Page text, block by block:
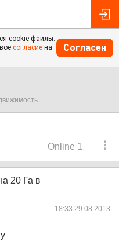
cookie-файлы.
согласие на
Согласен
Online 1
20 Га в
18:33 29.08.2013